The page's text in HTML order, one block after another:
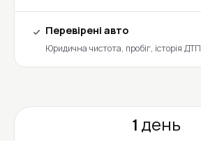
Перевірені авто
Юридична чистота, пробіг, історія ДТП
1 день